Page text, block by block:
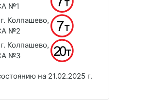
№1
Колпашево,
№2
Колпашево,
№3
на 21.02.2025 г.